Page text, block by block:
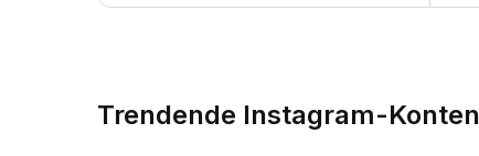
Trendende Instagram-Konten